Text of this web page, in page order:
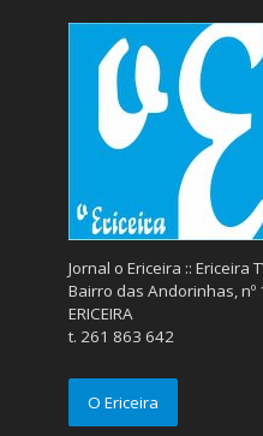
Jornal o Ericeira :: Ericeira
Bairro das Andorinhas, nº
ERICEIRA
t. 261 863 642
O Ericeira